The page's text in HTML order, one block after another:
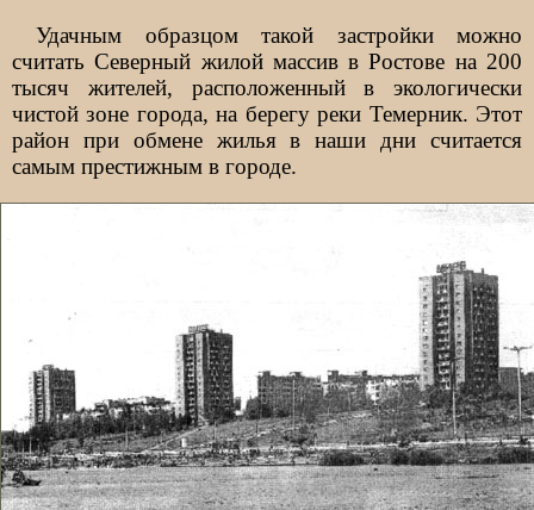
Удачным образцом такой застройки можно
считать Северный жилой массив в Ростове на 200
тысяч жителей, расположенный в экологически
чистой зоне города, на берегу реки Темерник. Этот
район при обмене жилья в наши дни считается
самым престижным в городе.